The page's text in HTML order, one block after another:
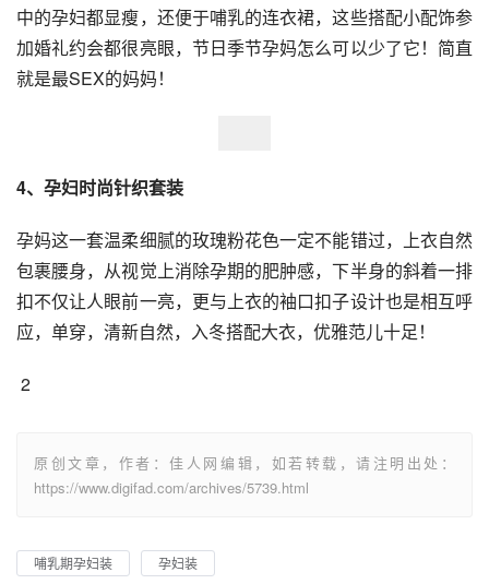
中的孕妇都显瘦，还便于哺乳的连衣裙，这些搭配小配饰参
加婚礼约会都很亮眼，节日季节孕妈怎么可以少了它！简直
就是最SEX的妈妈！
4、孕妇时尚针织套装
孕妈这一套温柔细腻的玫瑰粉花色一定不能错过，上衣自然
包裹腰身，从视觉上消除孕期的肥肿感，下半身的斜着一排
扣不仅让人眼前一亮，更与上衣的袖口扣子设计也是相互呼
应，单穿，清新自然，入冬搭配大衣，优雅范儿十足！
2
原创文章，作者：佳人网编辑，如若转载，请注明出处：
https://www.digifad.com/archives/5739.html
哺乳期孕妇装 孕妇装